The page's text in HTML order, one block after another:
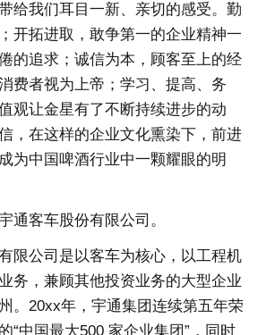
给我们耳目一新、亲切的感受。勤
开拓进取，敢争第一的企业精神一
的追求；诚信为本，顾客至上的经
费者视为上帝；学习、提高、务
观让金星有了不断持续进步的动
，在这样的企业文化熏染下，前进
为中国啤酒行业中一颗耀眼的明
通客车股份有限公司。
限公司是以客车为核心，以工程机
务，兼顾其他投资业务的大型企业
。20xx年，宇通集团连续第五年荣
“中国最大500 家企业集团”，同时